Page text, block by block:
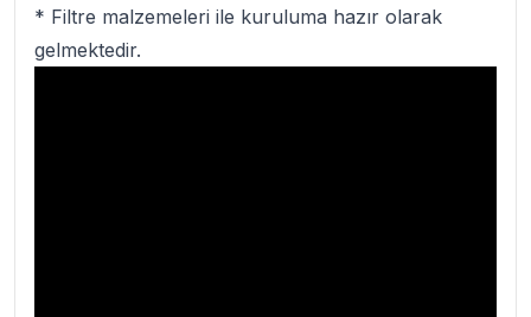
* Filtre malzemeleri ile kuruluma hazır olarak
gelmektedir.